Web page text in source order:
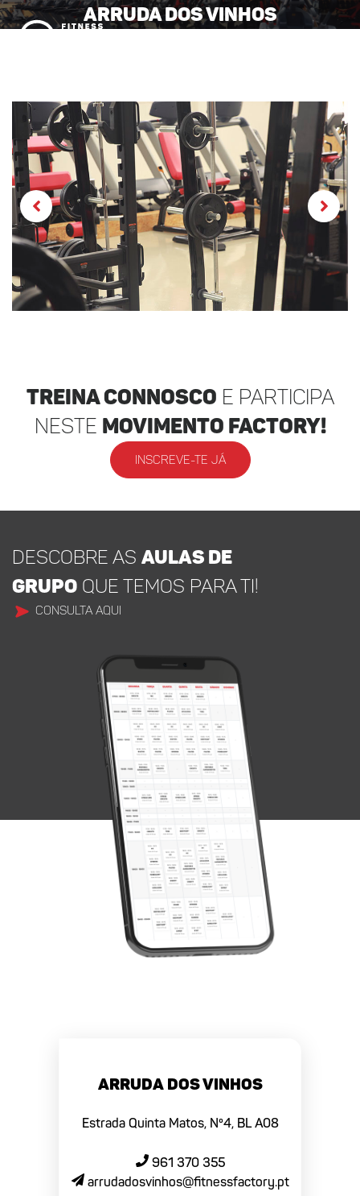
Arruda dos Vinhos
Treina Connosco e participa
neste movimento factory!
INSCREVE-TE JÁ
DESCOBRE AS AULAS DE
GRUPO QUE TEMOS PARA TI!
CONSULTA AQUI
Arruda dos Vinhos
Estrada Quinta Matos, Nº4, BL A08
961 370 355
arrudadosvinhos@fitnessfactory.pt